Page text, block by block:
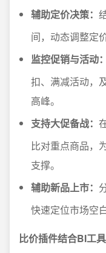
辅助定价决策：
间，动态调整定
监控促销与活动：
扣、满减活动，
高峰。
支持大促备战：
比对重点商品，
支撑。
辅助新品上市：
快速定位市场空
比价插件结合BI工